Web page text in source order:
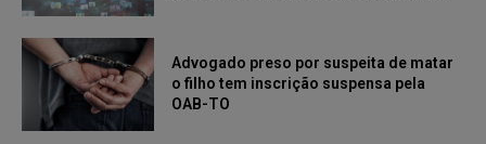
Advogado preso por suspeita de matar
o filho tem inscrição suspensa pela
OAB-TO